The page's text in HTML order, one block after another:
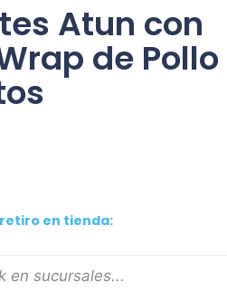
Atun con
de Pollo
en tienda:
en sucursales...